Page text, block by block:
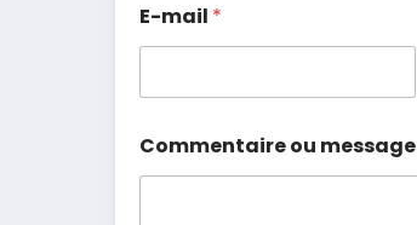
E-mail *
Commentaire ou message